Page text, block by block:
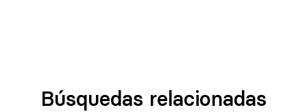
Búsquedas relacionadas